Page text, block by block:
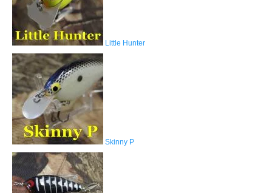
Little Hunter
Skinny P